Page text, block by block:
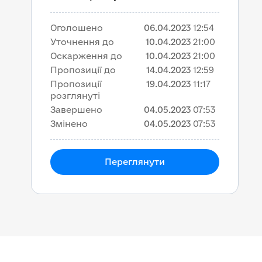
Оголошено 06.04.2023 12:54
Уточнення до
10.04.2023 21:00
Оскарження до
10.04.2023 21:00
Пропозиції до
14.04.2023 12:59
Пропозиції
розглянуті
19.04.2023 11:17
Завершено 04.05.2023 07:53
Змінено
04.05.2023 07:53
Переглянути